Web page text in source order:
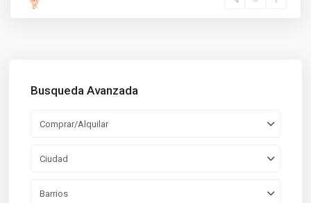
Busqueda Avanzada
Comprar/Alquilar
Ciudad
Barrios